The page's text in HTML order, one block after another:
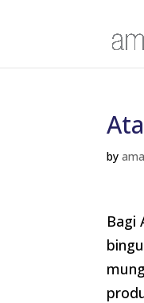
by
Bagi